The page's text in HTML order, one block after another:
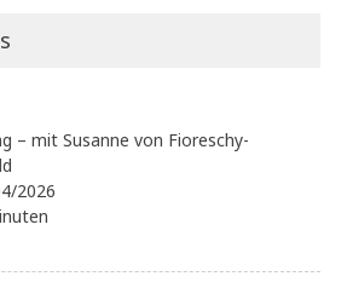
– mit Susanne von Fioreschy-
2026